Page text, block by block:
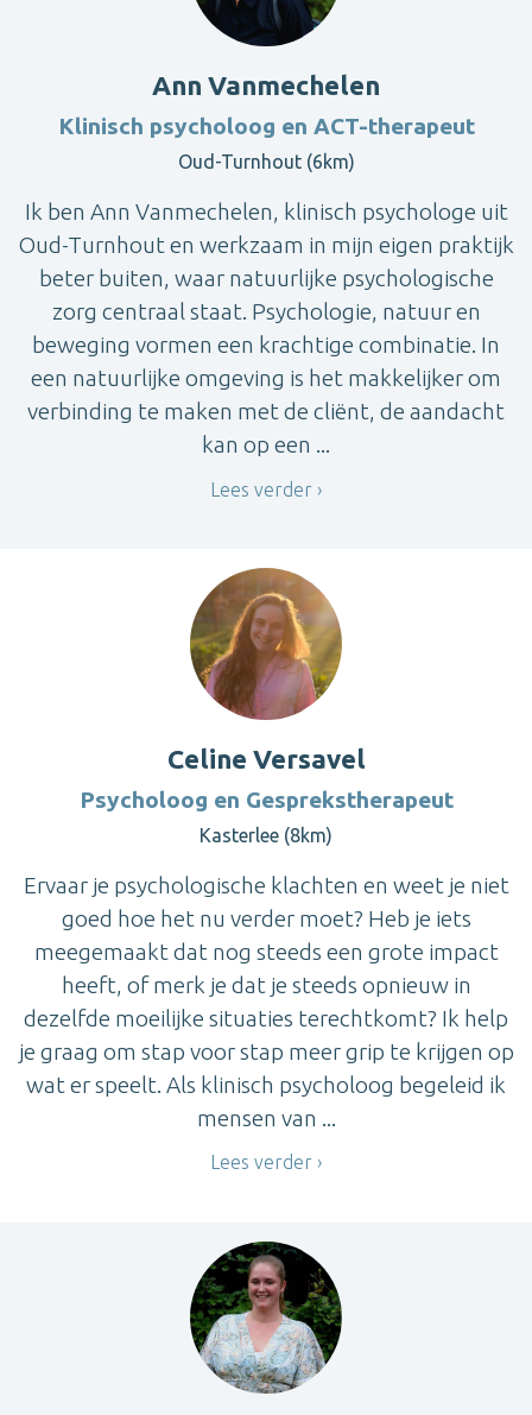
Ann Vanmechelen
Klinisch psycholoog en ACT-therapeut
Oud-Turnhout (6km)
Ik ben Ann Vanmechelen, klinisch psychologe uit
Oud-Turnhout en werkzaam in mijn eigen praktijk
beter buiten, waar natuurlijke psychologische
zorg centraal staat. Psychologie, natuur en
beweging vormen een krachtige combinatie. In
een natuurlijke omgeving is het makkelijker om
verbinding te maken met de cliënt, de aandacht
kan op een ...
Lees verder
Celine Versavel
Psycholoog en Gesprekstherapeut
Kasterlee (8km)
Ervaar je psychologische klachten en weet je niet
goed hoe het nu verder moet? Heb je iets
meegemaakt dat nog steeds een grote impact
heeft, of merk je dat je steeds opnieuw in
dezelfde moeilijke situaties terechtkomt? Ik help
je graag om stap voor stap meer grip te krijgen op
wat er speelt. Als klinisch psycholoog begeleid ik
mensen van ...
Lees verder